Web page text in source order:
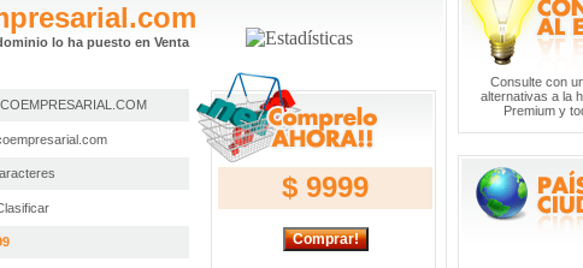
lo ha puesto en Venta
$ 9999
Consulte con
alternativas a la
Premium y